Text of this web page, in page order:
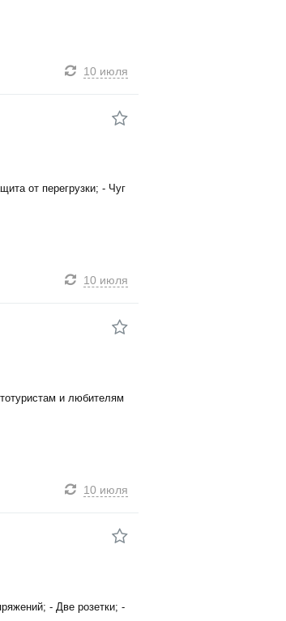
10 июля
от перегрузки; - Чуг
10 июля
и любителям
10 июля
- Две розетки; -